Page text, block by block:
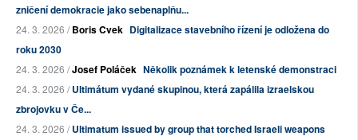
zničení demokracie jako sebenaplňu...
24. 3. 2026 /Boris Cvek Digitalizace stavebního řízení je odložena do
roku 2030
24. 3. 2026 /Josef Poláček Několik poznámek k letenské demonstraci
24. 3. 2026 /Ultimátum vydané skupinou, která zapálila izraelskou
zbrojovku v Če...
24. 3. 2026 /Ultimatum issued by group that torched Israeli weapons